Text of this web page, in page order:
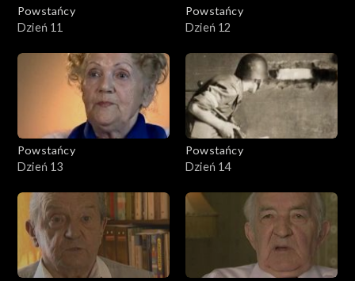
Powstańcy
Dzień 11
Powstańcy
Dzień 12
Powstańcy
Dzień 13
Powstańcy
Dzień 14